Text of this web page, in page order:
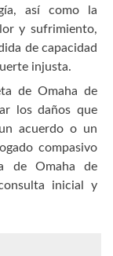
así como la
y sufrimiento,
de capacidad
injusta.
de Omaha de
los daños que
acuerdo o un
compasivo
de Omaha de
inicial y